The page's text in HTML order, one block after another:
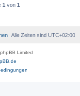
1 von 1
Alle Zeiten sind UTC+02:00
Limited